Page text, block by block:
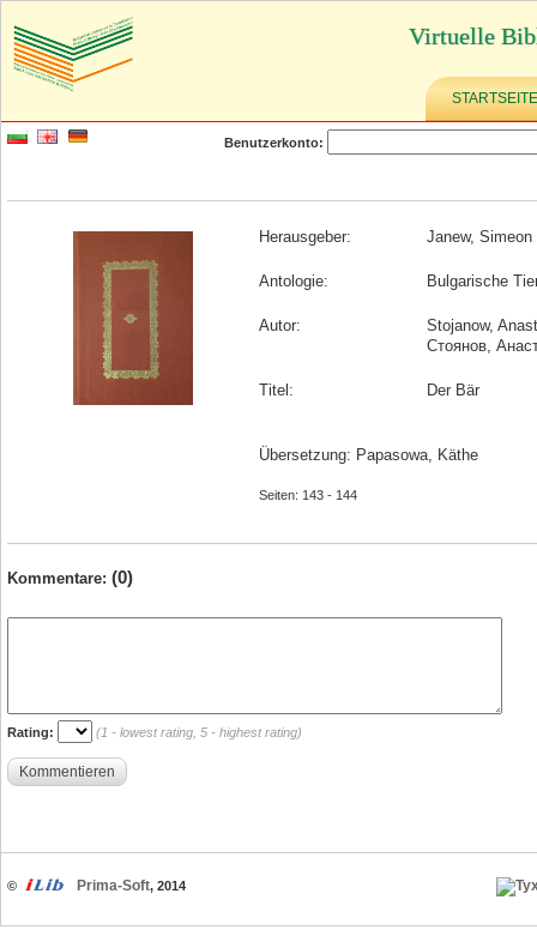
Virtuelle
STARTSEITE
Benutzerkonto:
Herausgeber: Janew, Simeon
Antologie: Bulgarische
Autor:
Stojanow,
Стоянов,
Titel: Der Bär
Übersetzung: Papasowa, Käthe
Seiten: 143 - 144
Kommentare: (0)
Rating: (1 - lowest rating, 5 - highest rating)
Kommentieren
© Prima-Soft, 2014